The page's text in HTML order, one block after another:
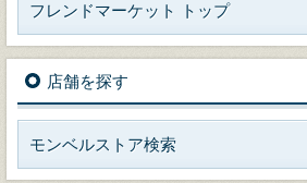
フレンドマーケット トップ
店舗を探す
モンベルストア検索